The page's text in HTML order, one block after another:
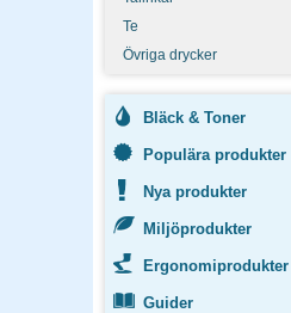
Te
Övriga drycker
Bläck & Toner
Populära produkter
Nya produkter
Miljöprodukter
Ergonomiprodukter
Guider